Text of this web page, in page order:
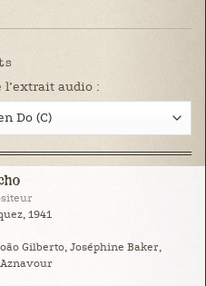
audio :
1941
Gilberto, Joséphine Baker,